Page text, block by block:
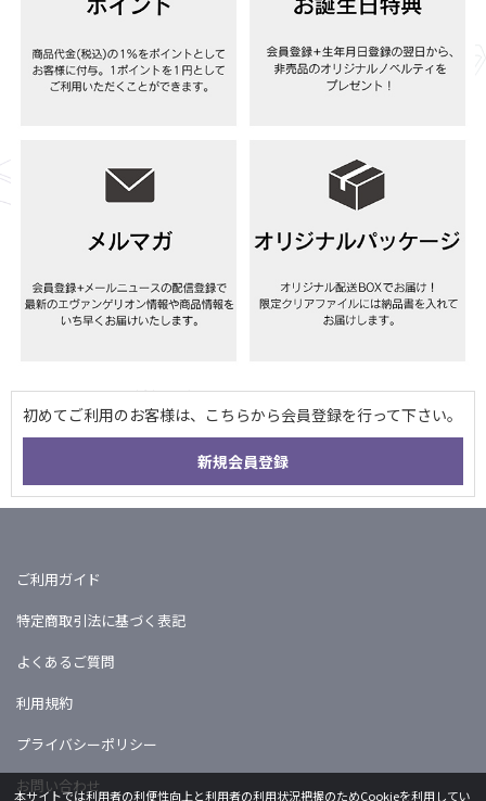
ご利用ガイド
特定商取引法に基づく表記
よくあるご質問
利用規約
プライバシーポリシー
お問い合わせ
本サイトでは利用者の利便性向上と利用者の利用状況把握のためCookieを利用してい